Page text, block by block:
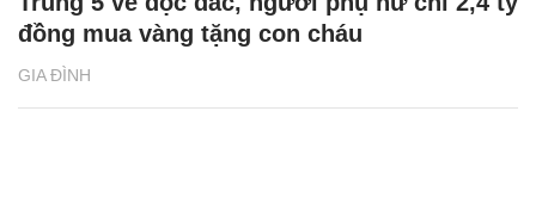
GIA ĐÌNH
đồng mua vàng tặng con cháu